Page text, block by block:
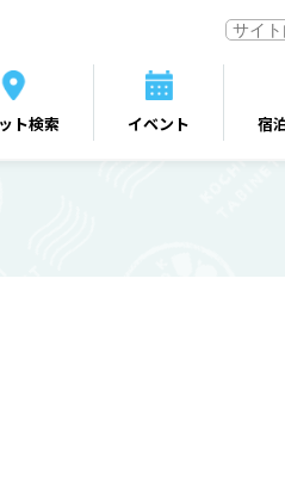
ト検索 イベント 宿